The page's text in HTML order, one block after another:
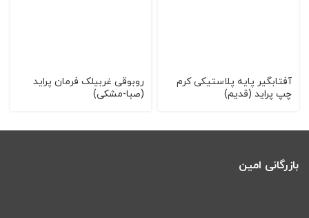
آفتابگیر پایه پلاستیکی کرم
چپ پراید (قدیم)
روبوقی غربیلک فرمان پراید
(صبا-مشکی)
بازرگانی امین